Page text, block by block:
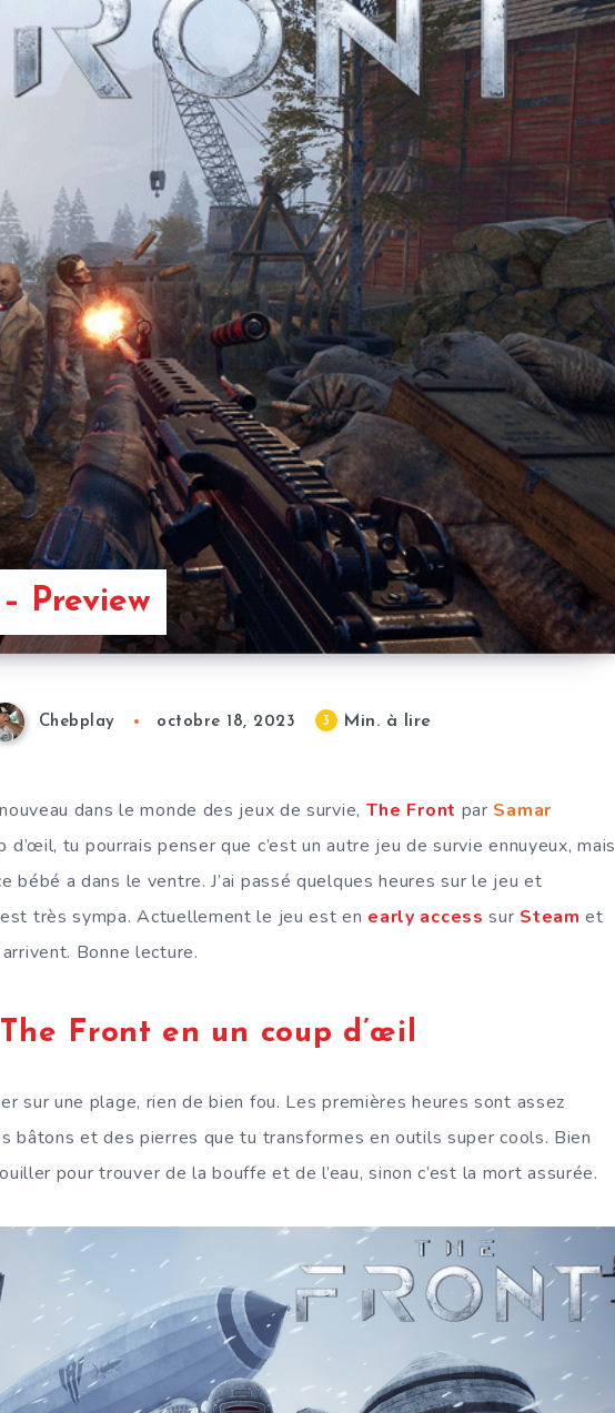
Preview
Chebplay octobre 18, 2023 3 Min. à lire
dans le monde des jeux de survie, The Front par Samar
d’œil, tu pourrais penser que c’est un autre jeu de survie ennuyeux, mais
bébé a dans le ventre. J’ai passé quelques heures sur le jeu et
est très sympa. Actuellement le jeu est en early access sur Steam et
Bonne lecture.
The Front en un coup d’œil
sur une plage, rien de bien fou. Les premières heures sont assez
bâtons et des pierres que tu transformes en outils super cools. Bien
pour trouver de la bouffe et de l’eau, sinon c’est la mort assurée.